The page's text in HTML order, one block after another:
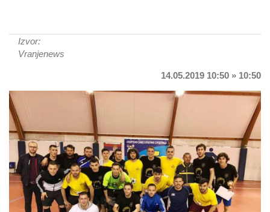
Izvor:
Vranjenews
14.05.2019 10:50 » 10:50